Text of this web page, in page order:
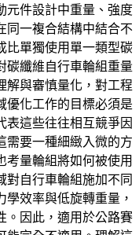
元件設計中重量、強度
同一複合結構中結合不
比單獨使用單一類型碳
碳纖維自行車輪組重量
解與審慎量化，對工程
優化工作的目標必須是
表這些往往相互競爭因
需要一種細緻入微的方
考量輪組將如何被使用
對自行車輪組施加不同
效率與低旋轉重量，
。因此，適用於公路賽